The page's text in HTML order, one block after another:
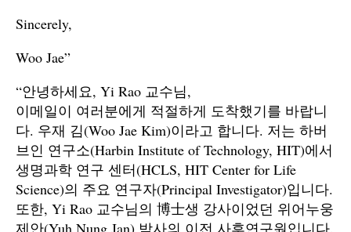
Sincerely,
Woo Jae”
“안녕하세요, Yi Rao 교수님,
이메일이 여러분에게 적절하게 도착했기를 바랍니
다. 우재 김(Woo Jae Kim)이라고 합니다. 저는 하버
브인 연구소(Harbin Institute of Technology, HIT)에서
생명과학 연구 센터(HCLS, HIT Center for Life
Science)의 주요 연구자(Principal Investigator)입니다.
또한, Yi Rao 교수님의 博士생 강사이었던 위어누웅
제안(Yuh Nung Jan) 박사의 이전 사후연구원입니다.